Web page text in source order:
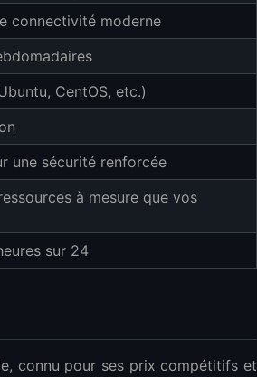
connectivité moderne
CentOS, etc.)
une sécurité renforcée
à mesure que vos
sur 24
connu pour ses prix compétitifs et